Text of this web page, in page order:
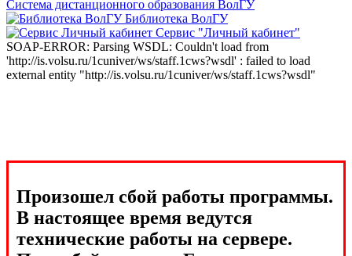
Система дистанционного образования ВолГУ
Библиотека ВолГУ
Сервис "Личный кабинет"
SOAP-ERROR: Parsing WSDL: Couldn't load from
'http://is.volsu.ru/1cuniver/ws/staff.1cws?wsdl' : failed to load
external entity "http://is.volsu.ru/1cuniver/ws/staff.1cws?wsdl"
Произошел сбой работы программы.
В настоящее время ведутся
технические работы на сервере.